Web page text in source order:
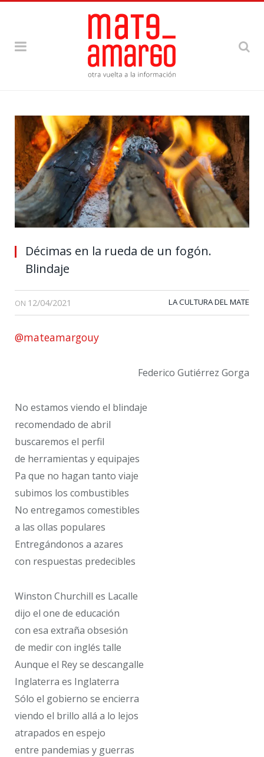
Décimas en la rueda de un fogón.
Blindaje
ON 12/04/2021 LA CULTURA DEL MATE
@mateamargouy
Federico Gutiérrez Gorga
No estamos viendo el blindaje
recomendado de abril
buscaremos el perfil
de herramientas y equipajes
Pa que no hagan tanto viaje
subimos los combustibles
No entregamos comestibles
a las ollas populares
Entregándonos a azares
con respuestas predecibles
Winston Churchill es Lacalle
dijo el one de educación
con esa extraña obsesión
de medir con inglés talle
Aunque el Rey se descangalle
Inglaterra es Inglaterra
Sólo el gobierno se encierra
viendo el brillo allá a lo lejos
atrapados en espejo
entre pandemias y guerras